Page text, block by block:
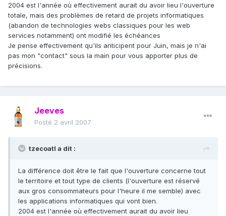
2004 est l'année où effectivement aurait du avoir lieu l'ouverture
totale, mais des problèmes de retard de projets informatiques
(abandon de technologies webs classiques pour les web
services notamment) ont modifié les échéances
Je pense effectivement qu'ils anticipent pour Juin, mais je n'ai
pas mon "contact" sous la main pour vous apporter plus de
précisions.
Jeeves
Posté 2 avril 2007
tzecoatl a dit :
La différence doit être le fait que l'ouverture concerne tout
le territoire et tout type de clients (l'ouverture est réservé
aux gros consommateurs pour l'heure il me semble) avec
les applications informatiques qui vont bien.
2004 est l'année où effectivement aurait du avoir lieu